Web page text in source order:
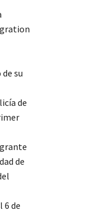
su
de
de
6 de